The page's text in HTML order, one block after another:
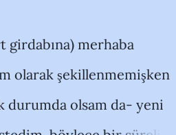
yaş ortalaması
gerek kalıcı gelir
yararlı
gözden geçirilecek
girdabına) merhaba
olarak şekillenmemişken
durumda olsam da- yeni